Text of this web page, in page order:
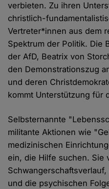
verbieten. Zu ihren
christlich-
Vertreter*innen aus dem
Spektrum der Politik. Die
der AfD, Beatrix von
den Demonstrationszug
und deren
kommt Unterstützung für
Selbsternannte
militante Aktionen wie
medizinischen
ein, die Hilfe suchen. Sie
und die psychischen